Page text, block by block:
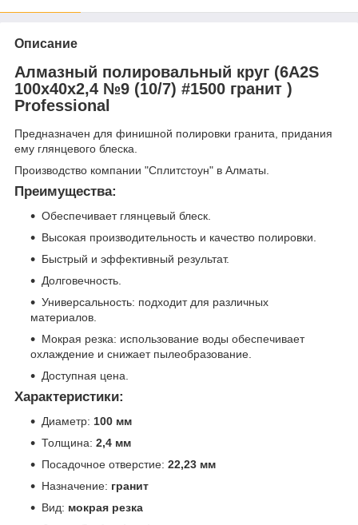
Описание
Алмазный полировальный круг (6A2S
100x40x2,4 №9 (10/7) #1500 гранит )
Professional
Предназначен для финишной полировки гранита, придания
ему глянцевого блеска.
Производство компании "Сплитстоун" в Алматы.
Преимущества:
Обеспечивает глянцевый блеск.
Высокая производительность и качество полировки.
Быстрый и эффективный результат.
Долговечность.
Универсальность: подходит для различных
материалов.
Мокрая резка: использование воды обеспечивает
охлаждение и снижает пылеобразование.
Доступная цена.
Характеристики:
Диаметр: 100 мм
Толщина: 2,4 мм
Посадочное отверстие: 22,23 мм
Назначение: гранит
Вид: мокрая резка